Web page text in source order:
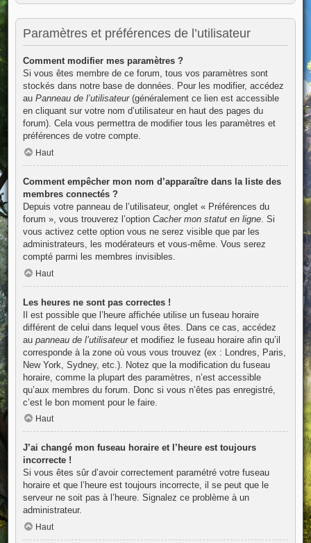
Paramètres et préférences de l’utilisateur
Comment modifier mes paramètres ?
Si vous êtes membre de ce forum, tous vos paramètres sont
stockés dans notre base de données. Pour les modifier, accédez
au Panneau de l’utilisateur(généralement ce lien est accessible
en cliquant sur votre nom d’utilisateur en haut des pages du
forum). Cela vous permettra de modifier tous les paramètres et
préférences de votre compte.
Haut
Comment empêcher mon nom d’apparaître dans la liste des
membres connectés ?
Depuis votre panneau de l’utilisateur, onglet « Préférences du
forum », vous trouverez l’option Cacher mon statut en ligne. Si
vous activez cette option vous ne serez visible que par les
administrateurs, les modérateurs et vous-même. Vous serez
compté parmi les membres invisibles.
Haut
Les heures ne sont pas correctes !
Il est possible que l’heure affichée utilise un fuseau horaire
différent de celui dans lequel vous êtes. Dans ce cas, accédez
au panneau de l’utilisateuret modifiez le fuseau horaire afin qu’il
corresponde à la zone où vous vous trouvez (ex : Londres, Paris,
New York, Sydney, etc.). Notez que la modification du fuseau
horaire, comme la plupart des paramètres, n’est accessible
qu’aux membres du forum. Donc si vous n’êtes pas enregistré,
c’est le bon moment pour le faire.
Haut
J’ai changé mon fuseau horaire et l’heure est toujours
incorrecte !
Si vous êtes sûr d’avoir correctement paramétré votre fuseau
horaire et que l’heure est toujours incorrecte, il se peut que le
serveur ne soit pas à l’heure. Signalez ce problème à un
administrateur.
Haut